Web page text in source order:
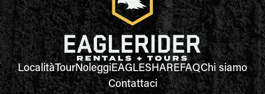
LocalitàTourNoleggiEAGLESHAREFAQChi siamo
Contattaci